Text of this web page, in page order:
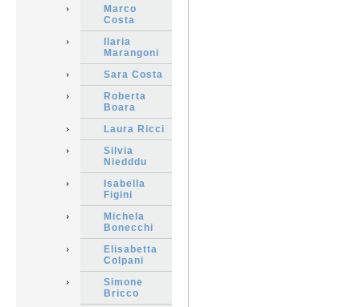
Marco
Costa
Ilaria
Marangoni
Sara Costa
Roberta
Boara
Laura Ricci
Silvia
Niedddu
Isabella
Figini
Michela
Bonecchi
Elisabetta
Colpani
Simone
Bricco